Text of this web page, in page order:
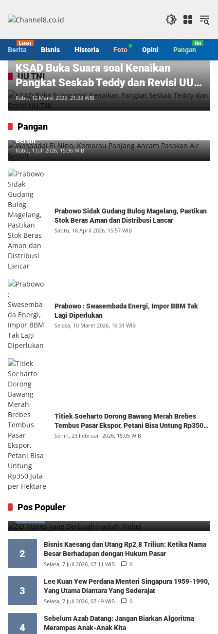
konten
Berita Bisnis Historia Foto Opini Pangan
UU TNI
KSAD Buka Suara soal Kenaikan
Pangkat Seskab Teddy dan Revisi UU
TNI
Rabu, 12 Maret 2025, 21:38 WIB
Pangan
Waspadai El Nino, Kemarau Panjang Ancam Pasokan Air
Bersih
Rabu, 1 Juli 2026, 15:36 WIB
Prabowo Sidak Gudang Bulog Magelang, Pastikan
Stok Beras Aman dan Distribusi Lancar
Sabtu, 18 April 2026, 15:57 WIB
Prabowo : Swasembada Energi, Impor BBM Tak
Lagi Diperlukan
Selasa, 10 Maret 2026, 16:31 WIB
Titiek Soeharto Dorong Bawang Merah Brebes
Tembus Pasar Ekspor, Petani Bisa Untung Rp350
Juta per Hektare
Senin, 23 Februari 2026, 15:05 WIB
Pos Populer
1 SD Inpres yang Berbuah Hadiah Nobel
2
Bisnis Kaesang dan Utang Rp2,8 Triliun: Ketika Nama
Besar Berhadapan dengan Hukum Pasar
Selasa, 7 Juli 2026, 07:11 WIB 0
3
Lee Kuan Yew Perdana Menteri Singapura 1959-1990,
Yang Utama Diantara Yang Sederajat
Selasa, 7 Juli 2026, 07:49 WIB 0
4
Sebelum Azab Datang: Jangan Biarkan Algoritma
Merampas Anak-Anak Kita